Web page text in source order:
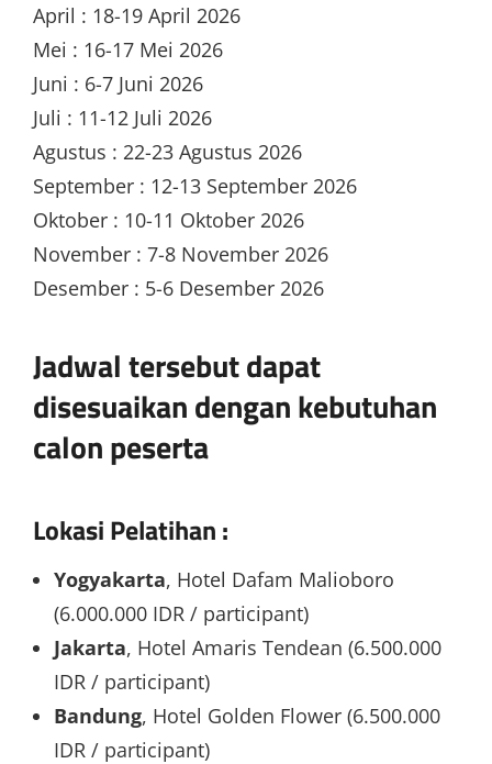
April : 18-19 April 2026
Mei : 16-17 Mei 2026
Juni : 6-7 Juni 2026
Juli : 11-12 Juli 2026
Agustus : 22-23 Agustus 2026
September : 12-13 September 2026
Oktober : 10-11 Oktober 2026
November : 7-8 November 2026
Desember : 5-6 Desember 2026
Jadwal tersebut dapat
disesuaikan dengan kebutuhan
calon peserta
Lokasi Pelatihan :
Yogyakarta, Hotel Dafam Malioboro
(6.000.000 IDR / participant)
Jakarta, Hotel Amaris Tendean (6.500.000
IDR / participant)
Bandung, Hotel Golden Flower (6.500.000
IDR / participant)